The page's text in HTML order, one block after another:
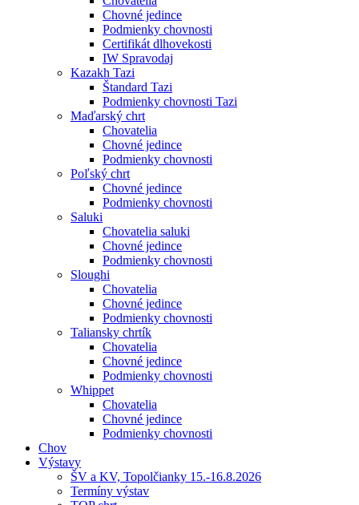
Chovné jedince
Podmienky chovnosti
Certifikát dlhovekosti
IW Spravodaj
Kazakh Tazi
Štandard Tazi
Podmienky chovnosti Tazi
Maďarský chrt
Chovatelia
Chovné jedince
Podmienky chovnosti
Poľský chrt
Chovné jedince
Podmienky chovnosti
Saluki
Chovatelia saluki
Chovné jedince
Podmienky chovnosti
Sloughi
Chovatelia
Chovné jedince
Podmienky chovnosti
Taliansky chrtík
Chovatelia
Chovné jedince
Podmienky chovnosti
Whippet
Chovatelia
Chovné jedince
Podmienky chovnosti
Chov
Výstavy
ŠV a KV, Topolčianky 15.-16.8.2026
Termíny výstav